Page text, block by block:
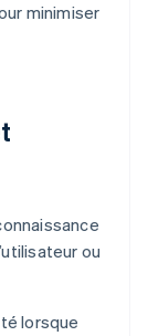
minimiser
ou
lorsque